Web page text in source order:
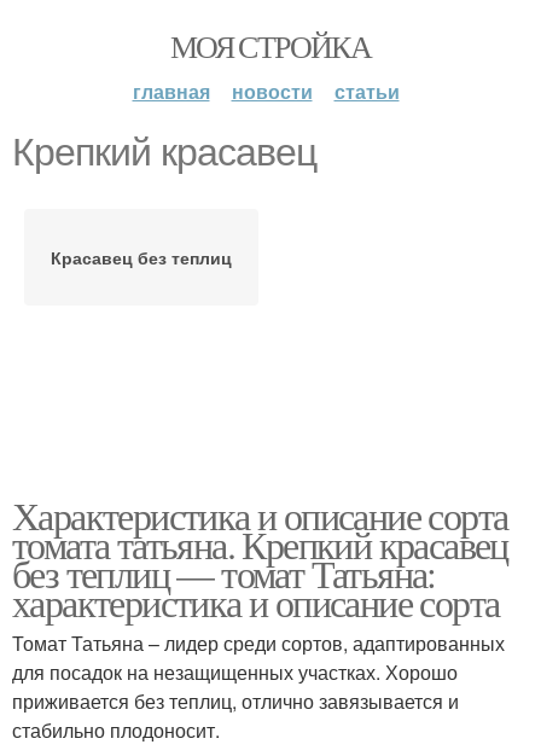
МОЯ СТРОЙКА
главная новости статьи
Крепкий красавец
Красавец без теплиц
Характеристика и описание сорта
томата татьяна. Крепкий красавец
без теплиц — томат Татьяна:
характеристика и описание сорта
Томат Татьяна – лидер среди сортов, адаптированных
для посадок на незащищенных участках. Хорошо
приживается без теплиц, отлично завязывается и
стабильно плодоносит.